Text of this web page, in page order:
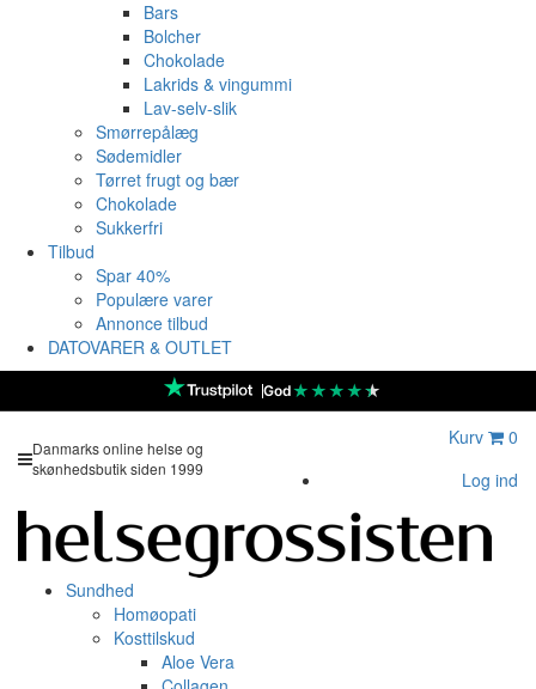
Bars
Bolcher
Chokolade
Lakrids & vingummi
Lav-selv-slik
Smørrepålæg
Sødemidler
Tørret frugt og bær
Chokolade
Sukkerfri
Tilbud
Spar 40%
Populære varer
Annonce tilbud
DATOVARER & OUTLET
God★★★★★
Danmarks online helse og
skønhedsbutik siden 1999
Kurv
0
Log ind
Sundhed
Homøopati
Kosttilskud
Aloe Vera